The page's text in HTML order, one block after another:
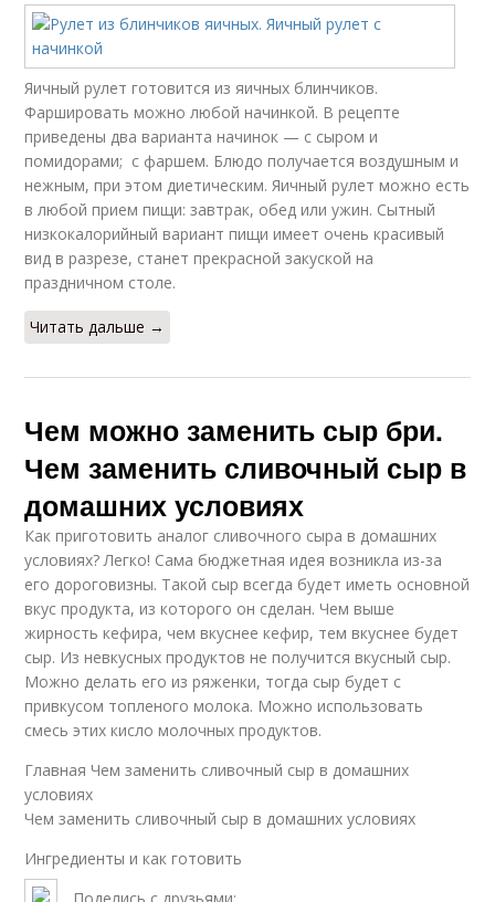
Яичный рулет готовится из яичных блинчиков.
Фаршировать можно любой начинкой. В рецепте
приведены два варианта начинок — с сыром и
помидорами; с фаршем. Блюдо получается воздушным и
нежным, при этом диетическим. Яичный рулет можно есть
в любой прием пищи: завтрак, обед или ужин. Сытный
низкокалорийный вариант пищи имеет очень красивый
вид в разрезе, станет прекрасной закуской на
праздничном столе.
Читать дальше →
Чем можно заменить сыр бри.
Чем заменить сливочный сыр в
домашних условиях
Как приготовить аналог сливочного сыра в домашних
условиях? Легко! Сама бюджетная идея возникла из-за
его дороговизны. Такой сыр всегда будет иметь основной
вкус продукта, из которого он сделан. Чем выше
жирность кефира, чем вкуснее кефир, тем вкуснее будет
сыр. Из невкусных продуктов не получится вкусный сыр.
Можно делать его из ряженки, тогда сыр будет с
привкусом топленого молока. Можно использовать
смесь этих кисло молочных продуктов.
Главная Чем заменить сливочный сыр в домашних
условиях
Чем заменить сливочный сыр в домашних условиях
Ингредиенты и как готовить